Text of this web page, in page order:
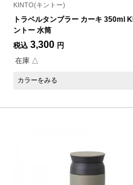
KINTO(キントー)
トラベルタンブラー カーキ 350ml
ントー 水筒
税込 3,300 円
在庫 △
カラーをみる